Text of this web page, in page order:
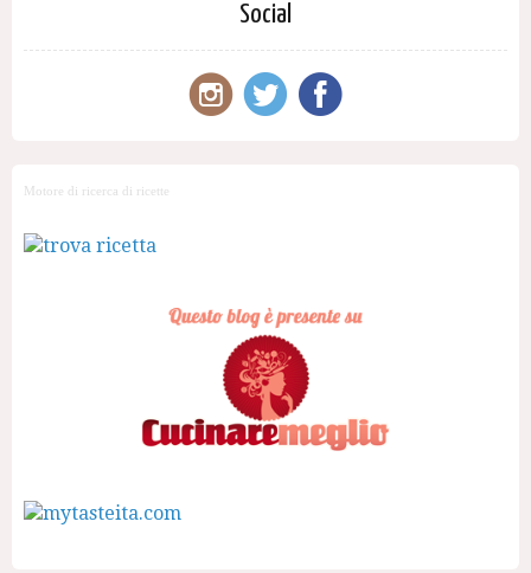
Social
Motore di ricerca di ricette